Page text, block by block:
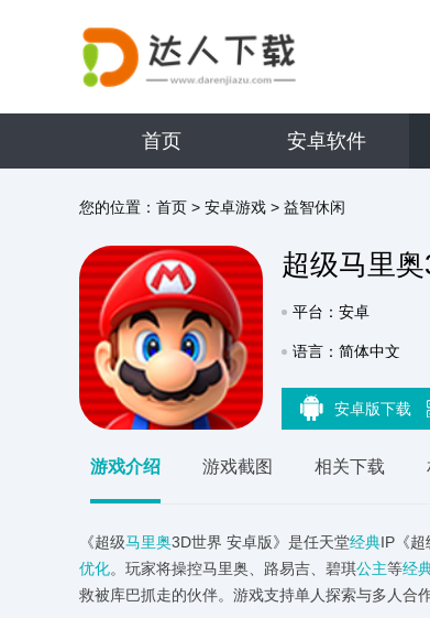
首页 安卓软件
您的位置： 首页 > 安卓游戏 > 益智休闲
超级马里
平台：安卓
语言：简体中文
安卓版下载
游戏介绍 游戏截图 相关下载
《超级马里奥3D世界 安卓版》是任天堂经典IP《
优化。玩家将操控马里奥、路易吉、碧琪公主等经
救被库巴抓走的伙伴。游戏支持单人探索与多人合